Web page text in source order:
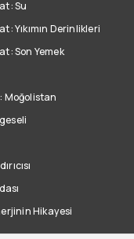
Su
Yıkımın Derinlikleri
Son Yemek
Moğolistan
Hikayesi